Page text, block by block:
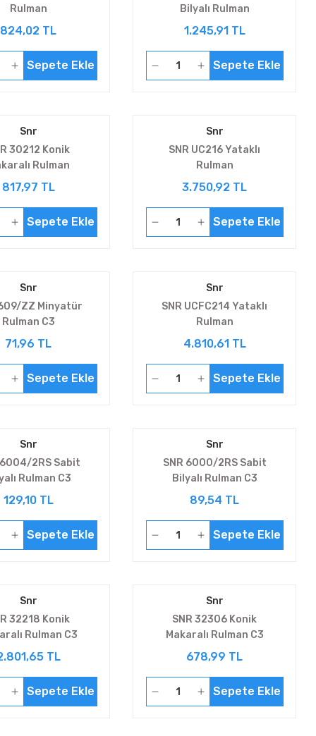
Rulman
824,02 TL
Sepete Ekle
Bilyalı Rulman
1.245,91 TL
Sepete Ekle
Snr
30212 Konik
Rulman
817,97 TL
Sepete Ekle
Snr
SNR UC216 Yataklı
Rulman
3.750,92 TL
Sepete Ekle
Snr
ZZ Minyatür
Rulman C3
71,96 TL
Sepete Ekle
Snr
SNR UCFC214 Yataklı
Rulman
4.810,61 TL
Sepete Ekle
Snr
6004/2RS Sabit
Rulman C3
129,10 TL
Sepete Ekle
Snr
SNR 6000/2RS Sabit
Bilyalı Rulman C3
89,54 TL
Sepete Ekle
Snr
32218 Konik
Rulman C3
TL
Sepete Ekle
Snr
SNR 32306 Konik
Makaralı Rulman C3
678,99 TL
Sepete Ekle